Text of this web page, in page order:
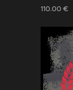
110.00 €